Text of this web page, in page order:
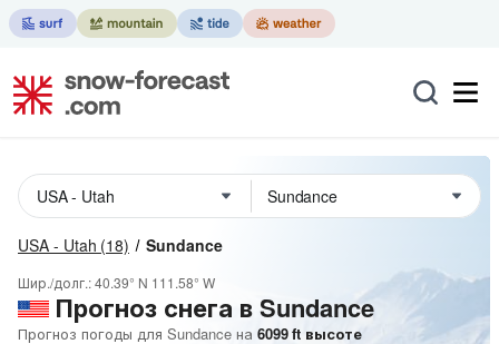
USA - Utah (18) Sundance
Шир./долг.:40.39° N 111.58° W
Прогноз снега в Sundance
Прогноз погоды для Sundance на 6099ft высоте